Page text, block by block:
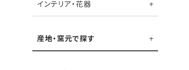
インテリア・花器
産地・窯元で探す